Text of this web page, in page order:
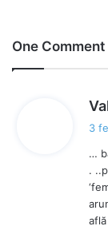
One Comment
3
…
.